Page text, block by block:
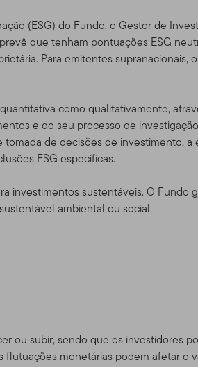
(ESG) do Fundo, o Gestor de
que tenham pontuações ESG
Para emitentes supranacionais,
como qualitativamente,
e do seu processo de
de decisões de investimento,
ESG específicas.
investimentos sustentáveis. O
ambiental ou social.
ou subir, sendo que os investidores
monetárias podem afetar o
de informação, pela
como Franklin Templeton
Investments provê investimento
Franklin, Templeton and Franklin
separadas.
investidores
que tenham clientes que
nos Estados Unidos.